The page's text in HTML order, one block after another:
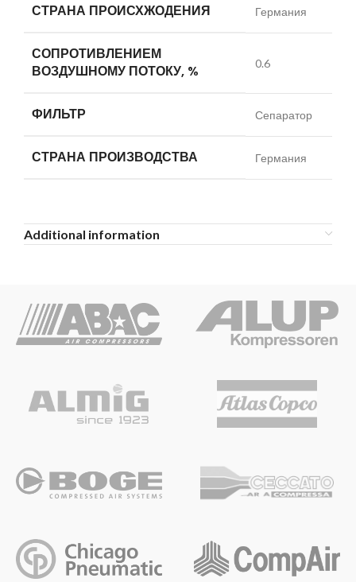
СТРАНА ПРОИСХЖОДЕНИЯ Германия
СОПРОТИВЛЕНИЕМ
ВОЗДУШНОМУ ПОТОКУ, %
0.6
ФИЛЬТР Сепаратор
СТРАНА ПРОИЗВОДСТВА Германия
Additional information